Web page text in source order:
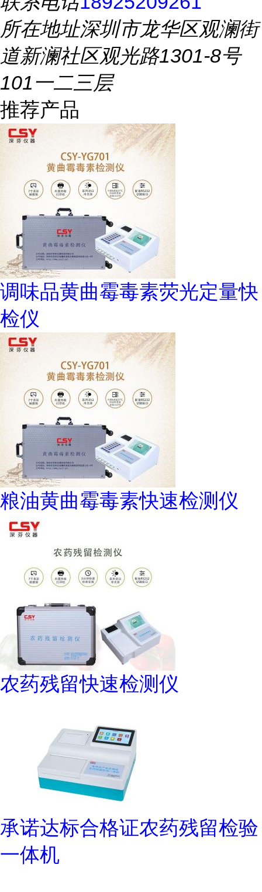
所在地址深圳市龙华区观澜街
道新澜社区观光路1301-8号
101一二三层
推荐产品
调味品黄曲霉毒素荧光定量快
检仪
粮油黄曲霉毒素快速检测仪
农药残留快速检测仪
承诺达标合格证农药残留检验
一体机